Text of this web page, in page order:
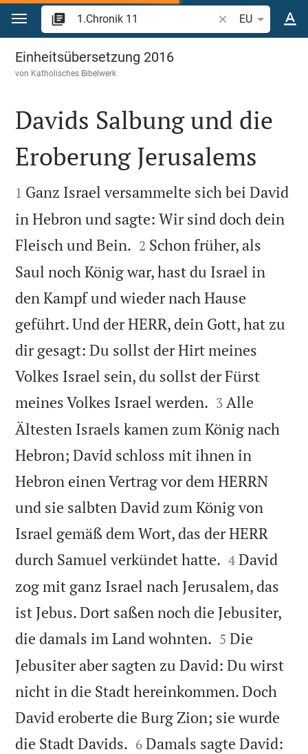
Zum Inhalt springen
Bibelstelle oder
EU
1.Chronik 11
Einheitsübersetzung 2016
von Katholisches Bibelwerk

Davids Salbung und die
Eroberung Jerusalems

1 Ganz Israel versammelte sich bei David
in Hebron und sagte: Wir sind doch dein
Fleisch und Bein. 

2 Schon früher, als
Saul noch König war, hast du Israel in
den Kampf und wieder nach Hause
geführt. Und der HERR, dein Gott, hat zu
dir gesagt: Du sollst der Hirt meines
Volkes Israel sein, du sollst der Fürst
meines Volkes Israel werden. 

3 Alle
Ältesten Israels kamen zum König nach
Hebron; David schloss mit ihnen in
Hebron einen Vertrag vor dem HERRN
und sie salbten David zum König von
Israel gemäß dem Wort, das der HERR
durch Samuel verkündet hatte. 

4 David
zog mit ganz Israel nach Jerusalem, das
ist Jebus. Dort saßen noch die Jebusiter,
die damals im Land wohnten. 

5 Die
Jebusiter aber sagten zu David: Du wirst
nicht in die Stadt hereinkommen. Doch
David eroberte die Burg Zion; sie wurde
die Stadt Davids. 

6 Damals sagte David: